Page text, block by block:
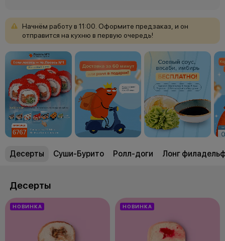
Начнём работу в 11:00. Оформите предзаказ, и он
отправится на кухню в первую очередь!
Десерты Суши-Бурито Ролл-доги Лонг
Десерты
НОВИНКА НОВИНКА